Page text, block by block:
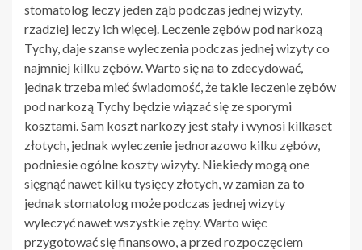
stomatolog leczy jeden ząb podczas jednej wizyty,
rzadziej leczy ich więcej. Leczenie zębów pod narkozą
Tychy, daje szanse wyleczenia podczas jednej wizyty co
najmniej kilku zębów. Warto się na to zdecydować,
jednak trzeba mieć świadomość, że takie leczenie zębów
pod narkozą Tychy będzie wiązać się ze sporymi
kosztami. Sam koszt narkozy jest stały i wynosi kilkaset
złotych, jednak wyleczenie jednorazowo kilku zębów,
podniesie ogólne koszty wizyty. Niekiedy mogą one
sięgnąć nawet kilku tysięcy złotych, w zamian za to
jednak stomatolog może podczas jednej wizyty
wyleczyć nawet wszystkie zęby. Warto więc
przygotować się finansowo, a przed rozpoczęciem